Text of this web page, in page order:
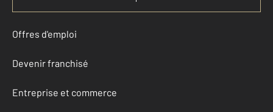
Offres d'emploi
Devenir franchisé
Entreprise et commerce